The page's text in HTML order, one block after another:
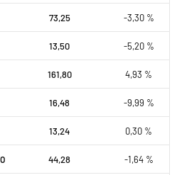
73,25 -3,30 %
13,50 -5,20 %
161,80 4,93 %
16,48 -9,99 %
13,24 0,30 %
44,28 -1,64 %